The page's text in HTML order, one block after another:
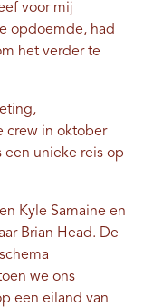
voor mij
opdoemde, had
het verder te
crew in oktober
een unieke reis op
Kyle Samaine en
Brian Head. De
we ons
een eiland van